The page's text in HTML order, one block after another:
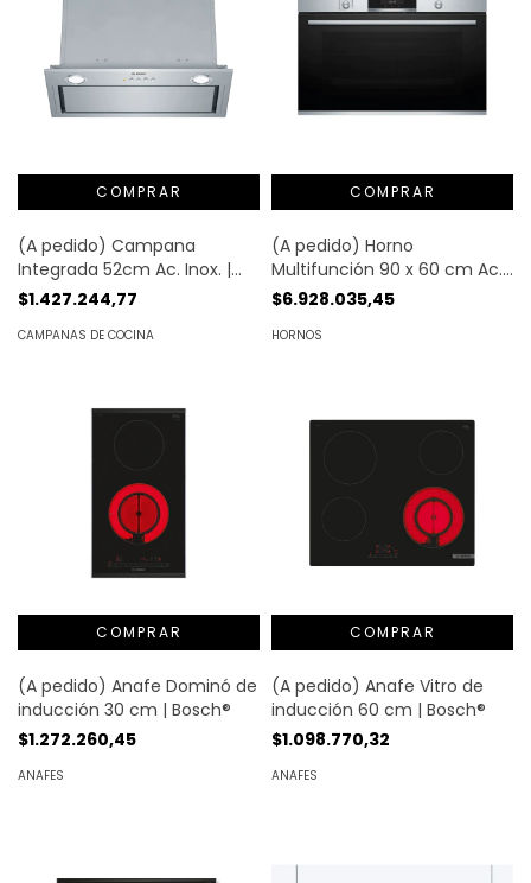
(A pedido) Campana
Integrada 52cm Ac. Inox. |
Bosch®
$1.427.244,77
CAMPANAS DE COCINA
(A pedido) Horno
Multifunción 90 x 60 cm Ac.
Inox. | Bosch®
$6.928.035,45
HORNOS
(A pedido) Anafe Dominó de
inducción 30 cm | Bosch®
$1.272.260,45
ANAFES
(A pedido) Anafe Vitro de
inducción 60 cm | Bosch®
$1.098.770,32
ANAFES